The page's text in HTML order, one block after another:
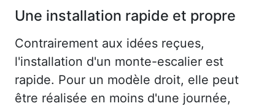
Une installation rapide et propre
Contrairement aux idées reçues,
l'installation d'un monte-escalier est
rapide. Pour un modèle droit, elle peut
être réalisée en moins d'une journée,